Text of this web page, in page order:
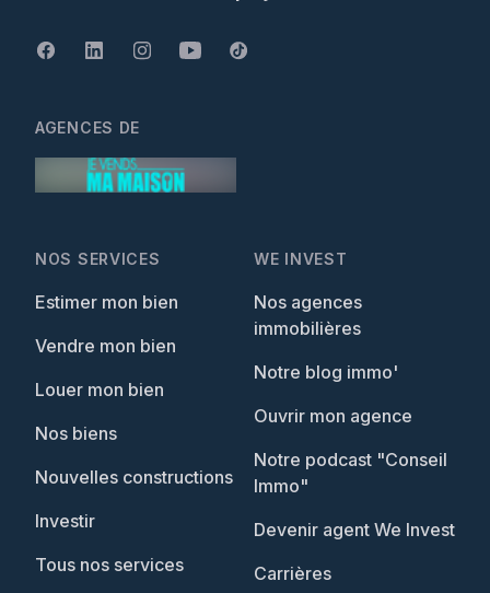
NOS SERVICES
Estimer mon bien
Vendre mon bien
Louer mon bien
Nos biens
Nouvelles constructions
Investir
Tous nos services
WE INVEST
Nos agences
immobilières
Notre blog immo'
Ouvrir mon agence
Notre podcast "Conseil
Immo"
Devenir agent We Invest
Carrières
AGENCES DE